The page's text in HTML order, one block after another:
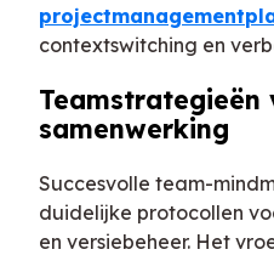
contextswitching en
Teamstrategieën
samenwerking
Succesvolle team-
duidelijke protocollen
en versiebeheer. Het